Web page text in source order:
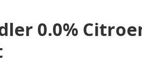
0.0%